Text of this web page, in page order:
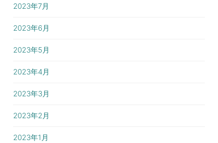
2023年7月
2023年6月
2023年5月
2023年4月
2023年3月
2023年2月
2023年1月